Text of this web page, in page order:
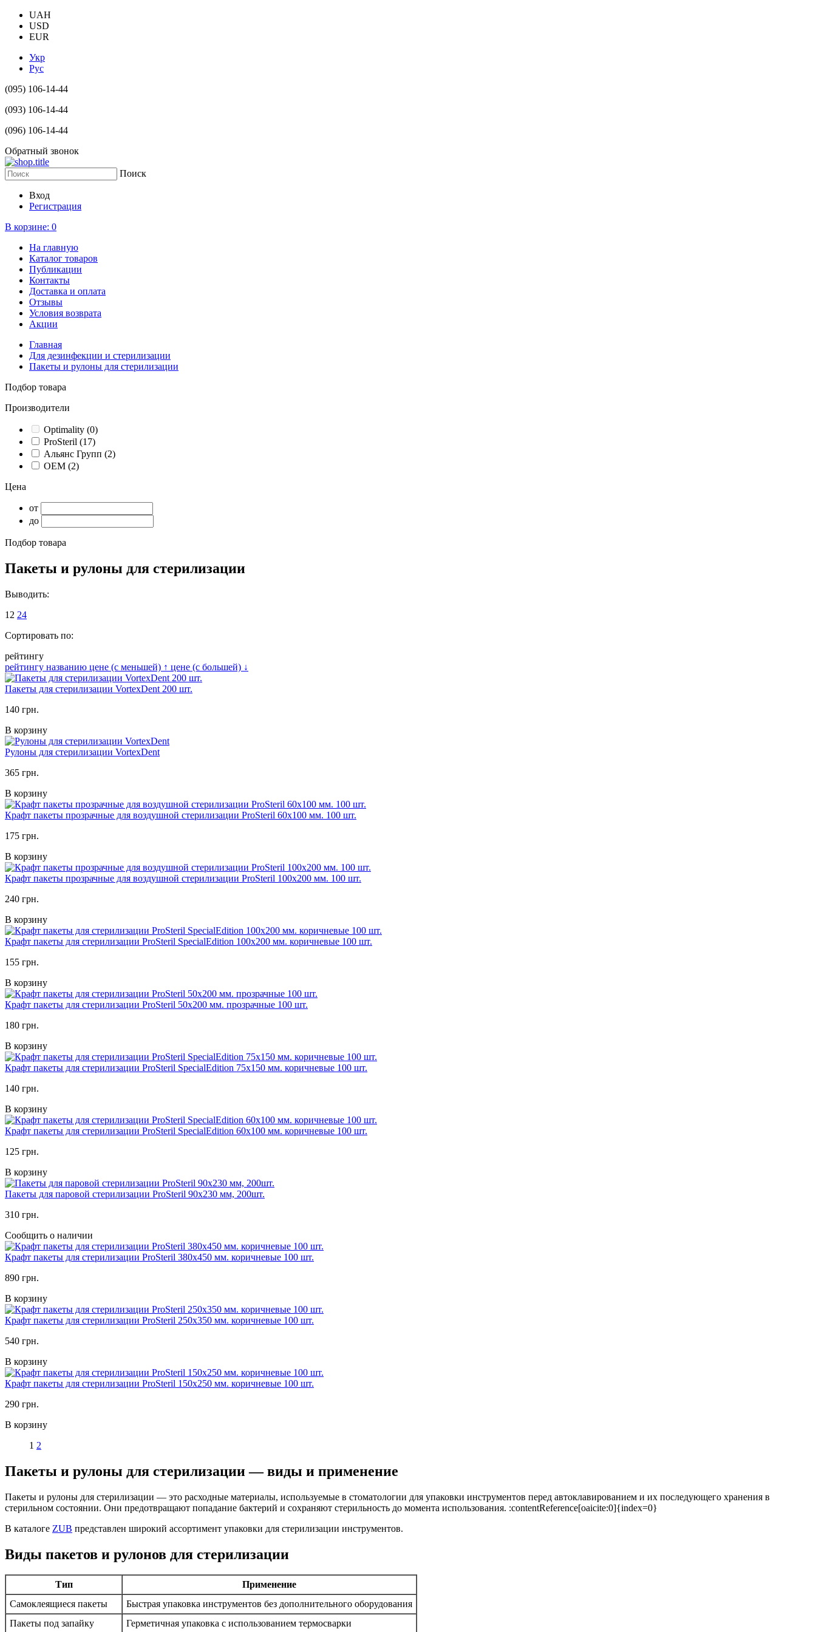
UAH
USD
EUR
Укр
Рус
(095) 106-14-44
(093) 106-14-44
(096) 106-14-44
Обратный звонок
Поиск
Вход
Регистрация
В корзине: 0
На главную
Каталог товаров
Публикации
Контакты
Доставка и оплата
Отзывы
Условия возврата
Акции
Главная
Для дезинфекции и стерилизации
Пакеты и рулоны для стерилизации
Подбор товара
Производители
Optimality (0)
ProSteril (17)
Альянс Групп (2)
ОЕМ (2)
Цена
от
до
Подбор товара
Пакеты и рулоны для стерилизации
Выводить:
12 24
Сортировать по:
рейтингу
рейтингу названию цене (с меньшей) ↑ цене (с большей) ↓
Пакеты для стерилизации VortexDent 200 шт.
140 грн.
В корзину
Рулоны для стерилизации VortexDent
365 грн.
В корзину
Крафт пакеты прозрачные для воздушной стерилизации ProSteril 60х100 мм. 100 шт.
175 грн.
В корзину
Крафт пакеты прозрачные для воздушной стерилизации ProSteril 100х200 мм. 100 шт.
240 грн.
В корзину
Крафт пакеты для стерилизации ProSteril SpecialEdition 100х200 мм. коричневые 100 шт.
155 грн.
В корзину
Крафт пакеты для стерилизации ProSteril 50х200 мм. прозрачные 100 шт.
180 грн.
В корзину
Крафт пакеты для стерилизации ProSteril SpecialEdition 75х150 мм. коричневые 100 шт.
140 грн.
В корзину
Крафт пакеты для стерилизации ProSteril SpecialEdition 60х100 мм. коричневые 100 шт.
125 грн.
В корзину
Пакеты для паровой стерилизации ProSteril 90x230 мм, 200шт.
310 грн.
Сообщить о наличии
Крафт пакеты для стерилизации ProSteril 380х450 мм. коричневые 100 шт.
890 грн.
В корзину
Крафт пакеты для стерилизации ProSteril 250х350 мм. коричневые 100 шт.
540 грн.
В корзину
Крафт пакеты для стерилизации ProSteril 150х250 мм. коричневые 100 шт.
290 грн.
В корзину
1 2
Пакеты и рулоны для стерилизации — виды и применение
Пакеты и рулоны для стерилизации — это расходные материалы, используемые в стоматологии для упаковки инструментов перед автоклавированием и их последующего хранения в
стерильном состоянии. Они предотвращают попадание бактерий и сохраняют стерильность до момента использования. :contentReference[oaicite:0]{index=0}
В каталоге ZUB представлен широкий ассортимент упаковки для стерилизации инструментов.
Виды пакетов и рулонов для стерилизации
Тип
Применение
Самоклеящиеся пакеты
Быстрая упаковка инструментов без дополнительного оборудования
Пакеты под запайку
Герметичная упаковка с использованием термосварки